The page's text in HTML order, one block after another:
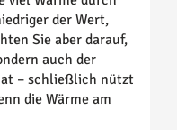
der Wert,
Sie aber darauf,
auch der
– schließlich nützt
die Wärme am